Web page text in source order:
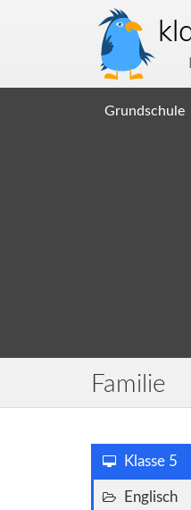
Grundschule
Familie
Klasse 5
Englisch